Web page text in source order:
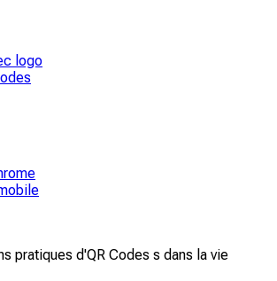
logo
pratiques d'QR Codes s dans la vie